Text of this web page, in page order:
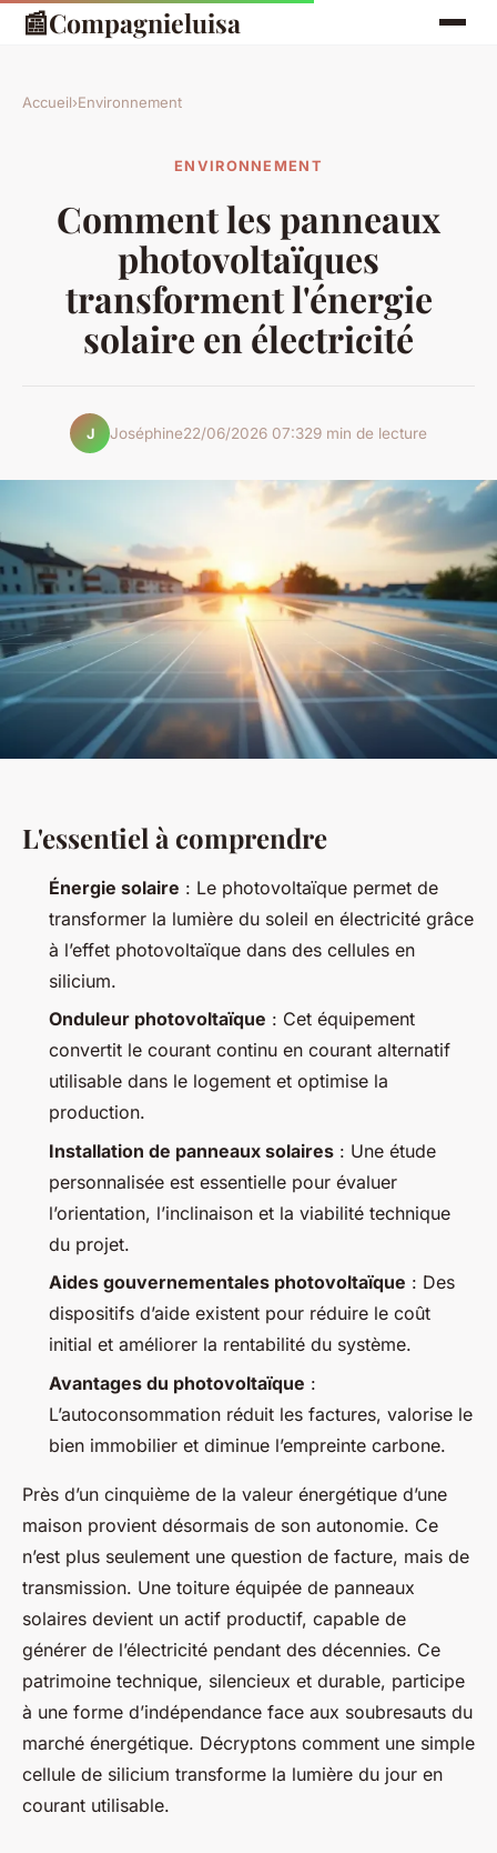
📰Compagnieluisa
Accueil›Environnement
ENVIRONNEMENT
Comment les panneaux
photovoltaïques
transforment l'énergie
solaire en électricité
J Joséphine22/06/2026 07:329 min de lecture
L'essentiel à comprendre
Énergie solaire : Le photovoltaïque permet de
transformer la lumière du soleil en électricité grâce
à l’effet photovoltaïque dans des cellules en
silicium.
Onduleur photovoltaïque : Cet équipement
convertit le courant continu en courant alternatif
utilisable dans le logement et optimise la
production.
Installation de panneaux solaires : Une étude
personnalisée est essentielle pour évaluer
l’orientation, l’inclinaison et la viabilité technique
du projet.
Aides gouvernementales photovoltaïque : Des
dispositifs d’aide existent pour réduire le coût
initial et améliorer la rentabilité du système.
Avantages du photovoltaïque :
L’autoconsommation réduit les factures, valorise le
bien immobilier et diminue l’empreinte carbone.
Près d’un cinquième de la valeur énergétique d’une
maison provient désormais de son autonomie. Ce
n’est plus seulement une question de facture, mais de
transmission. Une toiture équipée de panneaux
solaires devient un actif productif, capable de
générer de l’électricité pendant des décennies. Ce
patrimoine technique, silencieux et durable, participe
à une forme d’indépendance face aux soubresauts du
marché énergétique. Décryptons comment une simple
cellule de silicium transforme la lumière du jour en
courant utilisable.